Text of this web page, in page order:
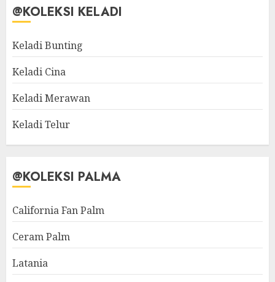
@KOLEKSI KELADI
Keladi Bunting
Keladi Cina
Keladi Merawan
Keladi Telur
@KOLEKSI PALMA
California Fan Palm
Ceram Palm
Latania